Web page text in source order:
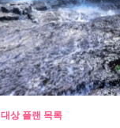
대상 플랜 목록